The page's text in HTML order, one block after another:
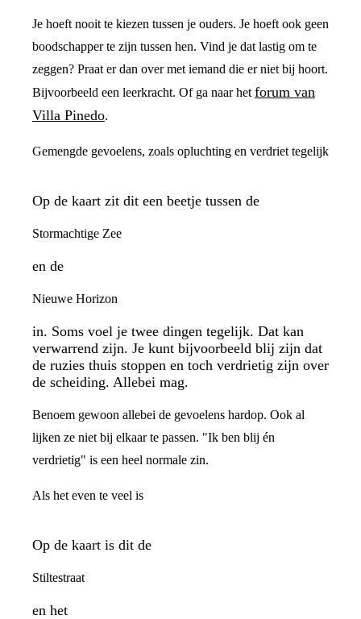
Je hoeft nooit te kiezen tussen je ouders. Je hoeft ook geen
boodschapper te zijn tussen hen. Vind je dat lastig om te
zeggen? Praat er dan over met iemand die er niet bij hoort.
Bijvoorbeeld een leerkracht. Of ga naar het forum van
Villa Pinedo.
Gemengde gevoelens, zoals opluchting en verdriet tegelijk
Op de kaart zit dit een beetje tussen de
Stormachtige Zee
en de
Nieuwe Horizon
in. Soms voel je twee dingen tegelijk. Dat kan
verwarrend zijn. Je kunt bijvoorbeeld blij zijn dat
de ruzies thuis stoppen en toch verdrietig zijn over
de scheiding. Allebei mag.
Benoem gewoon allebei de gevoelens hardop. Ook al
lijken ze niet bij elkaar te passen. "Ik ben blij én
verdrietig" is een heel normale zin.
Als het even te veel is
Op de kaart is dit de
Stiltestraat
en het